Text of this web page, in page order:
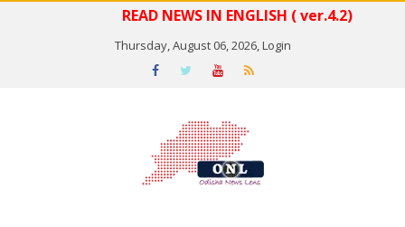
READ NEWS IN ENGLISH ( ver.4.2)
Thursday, August 06, 2026,Login